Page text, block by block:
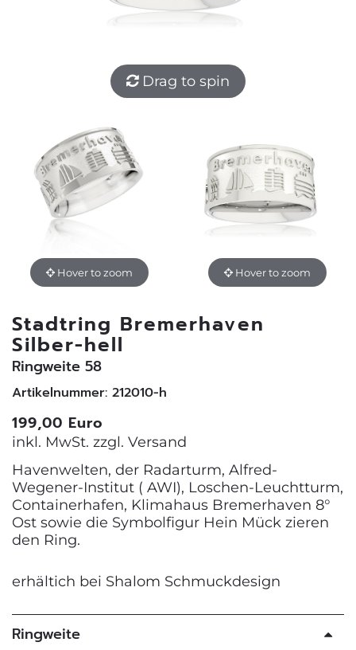
Drag to spin
Hover to zoom Hover to zoom
Stadtring Bremerhaven
Silber-hell
Ringweite 58
Artikelnummer: 212010-h
199,00 Euro
inkl. MwSt. zzgl. Versand
Havenwelten, der Radarturm, Alfred-
Wegener-Institut ( AWI), Loschen-Leuchtturm,
Containerhafen, Klimahaus Bremerhaven 8°
Ost sowie die Symbolfigur Hein Mück zieren
den Ring.
erhältich bei Shalom Schmuckdesign
Ringweite